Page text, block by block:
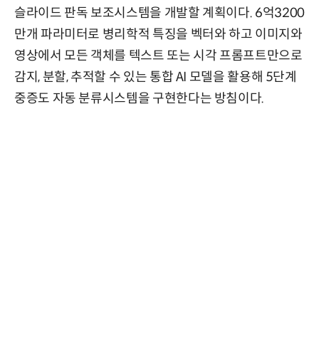
슬라이드 판독 보조시스템을 개발할 계획이다. 6억3200
만개 파라미터로 병리학적 특징을 벡터와 하고 이미지와
영상에서 모든 객체를 텍스트 또는 시각 프롬프트만으로
감지, 분할, 추적할 수 있는 통합 AI 모델을 활용해 5단계
중증도 자동 분류시스템을 구현한다는 방침이다.